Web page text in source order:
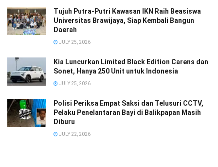
Tujuh Putra-Putri Kawasan IKN Raih Beasiswa
Universitas Brawijaya, Siap Kembali Bangun
Daerah
JULY 25, 2026
Kia Luncurkan Limited Black Edition Carens dan
Sonet, Hanya 250 Unit untuk Indonesia
JULY 25, 2026
Polisi Periksa Empat Saksi dan Telusuri CCTV,
Pelaku Penelantaran Bayi di Balikpapan Masih
Diburu
JULY 22, 2026